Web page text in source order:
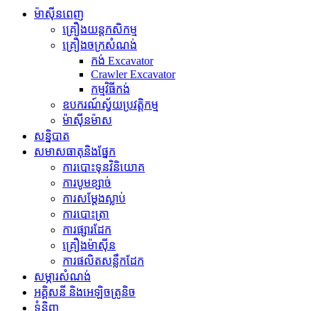
ម៉ាស៊ីនពេញ
គ្រឿងយន្តកសិកម្ម
គ្រឿងចក្រសំណង់
កង់ Excavator
Crawler Excavator
កម្មវិធី​កង់
ឧបករណ៍ស្វ័យប្រវត្តិកម្ម
ម៉ាស៊ីនម៉ាស
សន្និបាត
សមាសធាតុនិងផ្នែក
ការបោះទុនវិនិយោគ
ការបូមខ្សាច់
ការសម្ដែងស្លាប់
ការបោះត្រា
ការផ្សារដែក
គ្រឿងម៉ាស៊ីន
ការផលិតសន្លឹកដែក
សម្ភារ​សំណង់
អគ្គិសនី និងអេឡិចត្រូនិច
ទំនិញ